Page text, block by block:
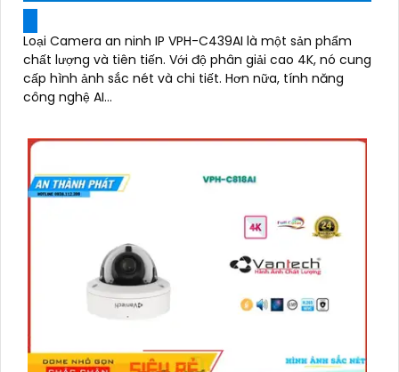
Loại Camera an ninh IP VPH-C439AI là một sản phẩm
chất lượng và tiên tiến. Với độ phân giải cao 4K, nó cung
cấp hình ảnh sắc nét và chi tiết. Hơn nữa, tính năng
công nghệ AI...